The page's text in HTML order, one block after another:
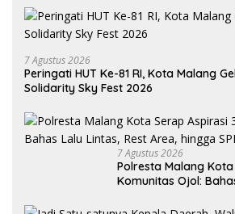
7 Agustus 2026
Peringati HUT Ke-81 RI, Kota Malang
Solidarity Sky Fest 2026
7 Agustus 2026
Polresta Malang
Komunitas Ojol: